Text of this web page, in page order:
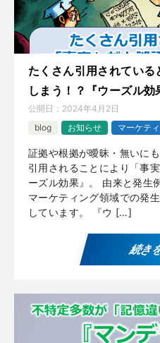
たくさん引用されてい
しまう！？『ウーズル効
公開日： 2024年4月2日
blog
お知らせ マーケテ
証拠や根拠が曖昧・無いに
引用されることにより「事
ーズル効果』。 由来と発生
マーケティング領域での発
しています。 『ウ […]
続き